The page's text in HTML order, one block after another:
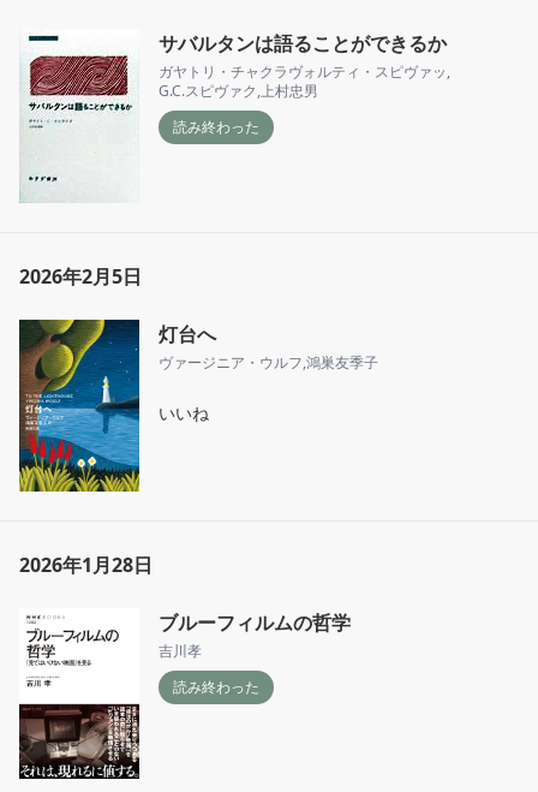
サバルタンは語ることができるか
ガヤトリ・チャクラヴォルティ・スピヴァッ,
G.C.スピヴァク,上村忠男
読み終わった
2026年2月5日
灯台へ
ヴァージニア・ウルフ,鴻巣友季子
いいね
2026年1月28日
ブルーフィルムの哲学
吉川孝
読み終わった